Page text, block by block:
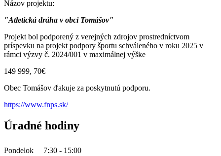
Názov projektu:
"Atletická dráha v obci Tomášov"
Projekt bol podporený z verejných zdrojov prostredníctvom
príspevku na projekt podpory športu schváleného v roku 2025 v
rámci výzvy č. 2024/001 v maximálnej výške
149 999, 70€
Obec Tomášov ďakuje za poskytnutú podporu.
https://www.fnps.sk/
Úradné hodiny
Pondelok 7:30 - 15:00